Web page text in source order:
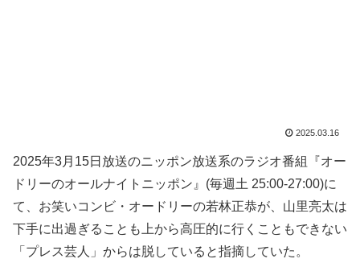
2025.03.16
2025年3月15日放送のニッポン放送系のラジオ番組『オー
ドリーのオールナイトニッポン』(毎週土 25:00-27:00)に
て、お笑いコンビ・オードリーの若林正恭が、山里亮太は
下手に出過ぎることも上から高圧的に行くこともできない
「プレス芸人」からは脱していると指摘していた。